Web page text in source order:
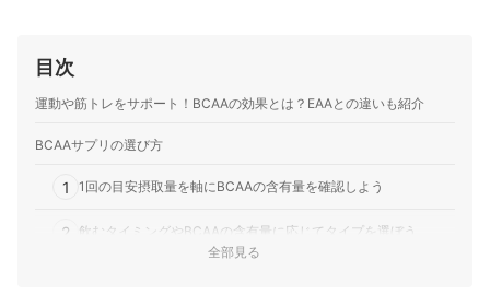
目次
運動や筋トレをサポート！BCAAの効果とは？EAAとの違いも紹介
BCAAサプリの選び方
1 1回の目安摂取量を軸にBCAAの含有量を確認しよう
2 飲むタイミングやBCAAの含有量に応じてタイプを選ぼう
全部見る